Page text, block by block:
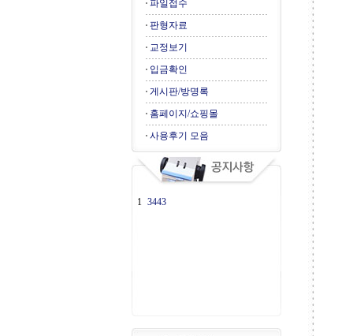
파일접수
판형자료
교정보기
입금확인
게시판/방명록
홈페이지/쇼핑몰
사용후기 모음
1 3443